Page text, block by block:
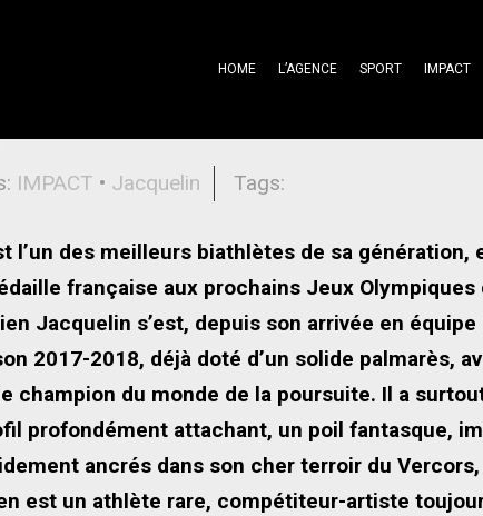
HOME L’AGENCE SPORT IMPACT
IMPACT • Jacquelin Tags:
l’un des meilleurs biathlètes de sa génération,
française aux prochains Jeux Olympiques
Jacquelin s’est, depuis son arrivée en
2017-2018, déjà doté d’un solide palmarès,
champion du monde de la poursuite. Il a
profondément attachant, un poil fantasque,
ancrés dans son cher terroir du
est un athlète rare, compétiteur-artiste